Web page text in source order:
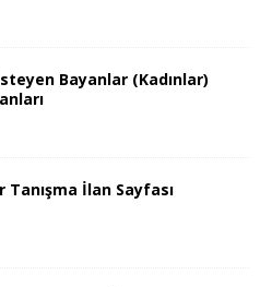
Bayanlar (Kadınlar)
İlan Sayfası